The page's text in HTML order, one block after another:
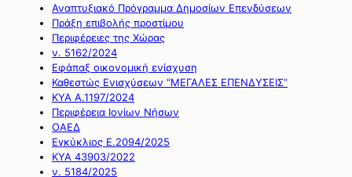
Αναπτυξιακό Πρόγραμμα Δημοσίων Επενδύσεων
Πράξη επιβολής προστίμου
Περιφέρειες της Χώρας
ν. 5162/2024
Εφάπαξ οικονομική ενίσχυση
Καθεστώς Ενισχύσεων “ΜΕΓΑΛΕΣ ΕΠΕΝΔΥΣΕΙΣ”
ΚΥΑ Α.1197/2024
Περιφέρεια Ιονίων Νήσων
ΟΑΕΔ
Εγκύκλιος Ε.2094/2025
ΚΥΑ 43903/2022
ν. 5184/2025